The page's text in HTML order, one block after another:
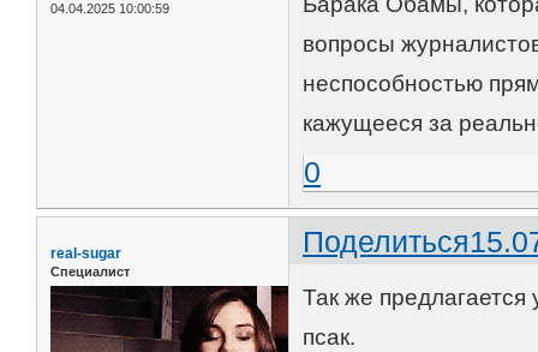
04.04.2025 10:00:59
вопросы
неспособностью
кажущееся за
0
Поделиться
real-sugar
Специалист
Так же
псак.